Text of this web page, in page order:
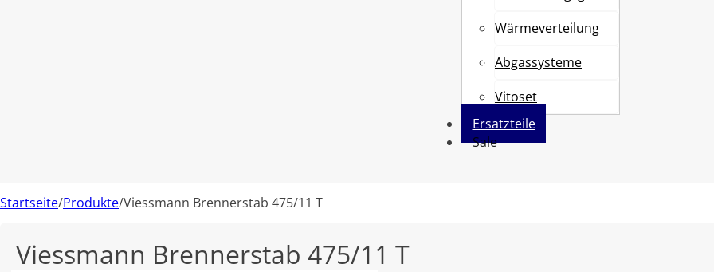
Wärmeverteilung
Abgassysteme
Vitoset
Ersatzteile
Sale
Startseite/Produkte/Viessmann Brennerstab 475/11 T
Viessmann Brennerstab 475/11 T